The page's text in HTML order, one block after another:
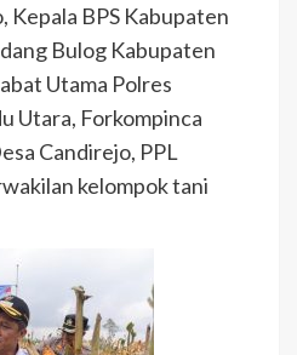
Kepala BPS Kabupaten
Bulog Kabupaten
Utama Polres
Utara, Forkompinca
Candirejo, PPL
kelompok tani